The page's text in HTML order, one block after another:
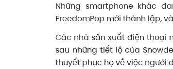
Những smartphone khác
FreedomPop mới thành lập,
Các nhà sản xuất điện thoại
sau những tiết lộ của
thuyết phục họ về việc người